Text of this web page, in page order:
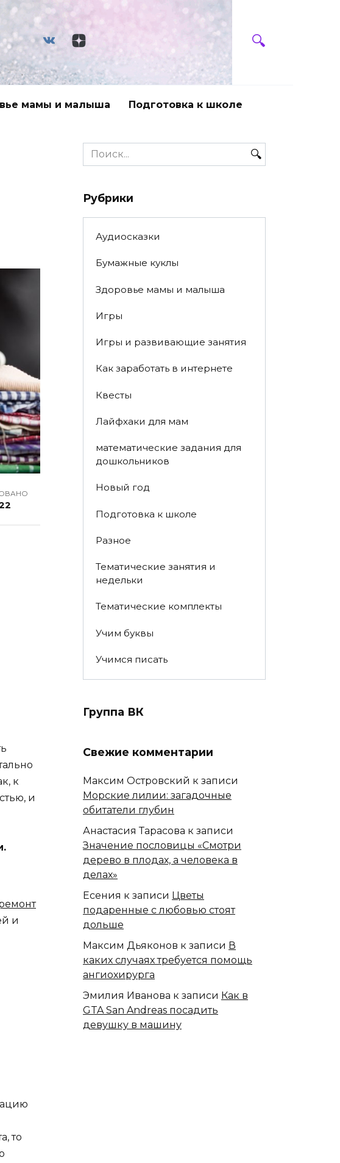
мамы и малыша Подготовка к школе
к
и
и
то
Search
for:
Рубрики
Аудиосказки
Бумажные куклы
Здоровье мамы и малыша
Игры
Игры и развивающие занятия
Как заработать в интернете
Квесты
Лайфхаки для мам
математические задания для
дошкольников
Новый год
Подготовка к школе
Разное
Тематические занятия и
недельки
Тематические комплекты
Учим буквы
Учимся писать
Группа ВК
Свежие комментарии
Максим Островский к записи
Морские лилии: загадочные
обитатели глубин
Анастасия Тарасова к записи
Значение пословицы «Смотри
дерево в плодах, а человека в
делах»
Есения к записи Цветы
подаренные с любовью стоят
дольше
Максим Дьяконов к записи В
каких случаях требуется помощь
ангиохирурга
Эмилия Иванова к записи Как в
GTA San Andreas посадить
девушку в машину